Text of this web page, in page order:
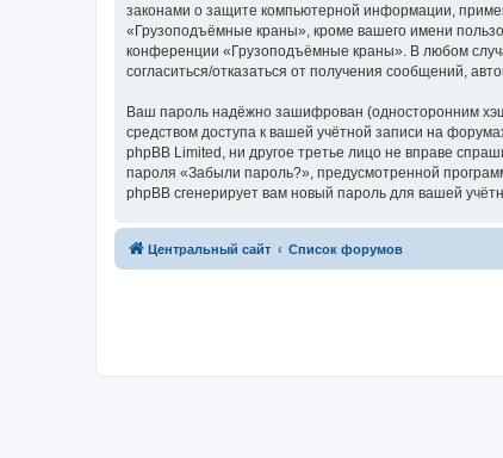
законами о защите компьютерной информации,
«Грузоподъёмные краны», кроме вашего имени
конференции «Грузоподъёмные краны». В любом
согласиться/отказаться от получения сообщений,
Ваш пароль надёжно зашифрован (односторонним
средством доступа к вашей учётной записи на
phpBB Limited, ни другое третье лицо не вправе
пароля «Забыли пароль?», предусмотренной
phpBB сгенерирует вам новый пароль для вашей
Центральный сайт Список форумов